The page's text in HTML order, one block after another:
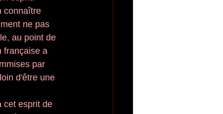
connaître
ne pas
au point de
française a
par
d'être une
cet esprit de